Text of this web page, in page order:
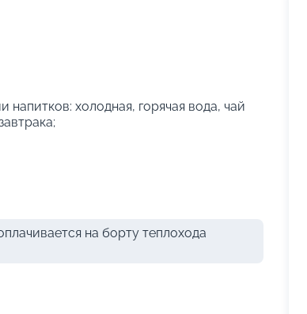
холодная, горячая вода, чай
на борту теплохода